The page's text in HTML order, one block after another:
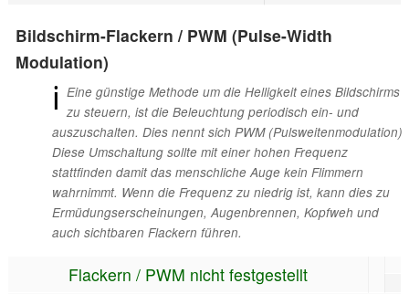
Bildschirm-Flackern / PWM (Pulse-Width
Modulation)
ℹ Eine günstige Methode um die Helligkeit eines Bildschirms
zu steuern, ist die Beleuchtung periodisch ein- und
auszuschalten. Dies nennt sich PWM (Pulsweitenmodulation)
Diese Umschaltung sollte mit einer hohen Frequenz
stattfinden damit das menschliche Auge kein Flimmern
wahrnimmt. Wenn die Frequenz zu niedrig ist, kann dies zu
Ermüdungserscheinungen, Augenbrennen, Kopfweh und
auch sichtbaren Flackern führen.
Flackern / PWM nicht festgestellt